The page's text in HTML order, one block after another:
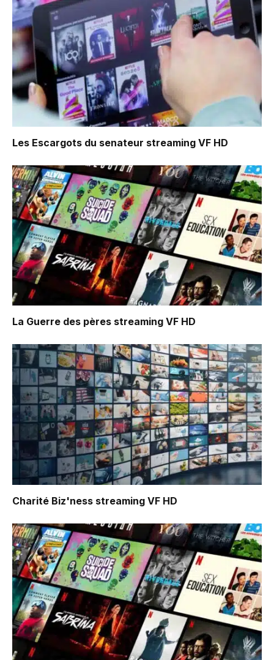
Les Escargots du senateur streaming VF HD
La Guerre des pères streaming VF HD
Charité Biz'ness streaming VF HD